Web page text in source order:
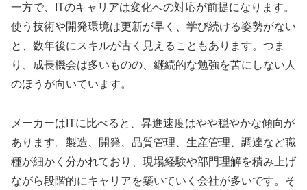
一方で、ITのキャリアは変化への対応が前提になります。
使う技術や開発環境は更新が早く、学び続ける姿勢がない
と、数年後にスキルが古く見えることもあります。つま
り、成長機会は多いものの、継続的な勉強を苦にしない人
のほうが向いています。
メーカーはITに比べると、昇進速度はやや穏やかな傾向が
あります。製造、開発、品質管理、生産管理、調達など職
種が細かく分かれており、現場経験や部門理解を積み上げ
ながら段階的にキャリアを築いていく会社が多いです。そ